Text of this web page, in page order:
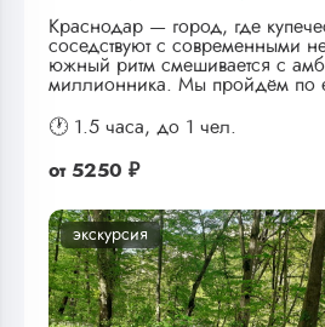
Краснодар — город, где
соседствуют с современными
южный ритм смешивается с
миллионника. Мы пройдём по
🕐 1.5 часа, до 1 чел.
от 5250 ₽
экскурсия